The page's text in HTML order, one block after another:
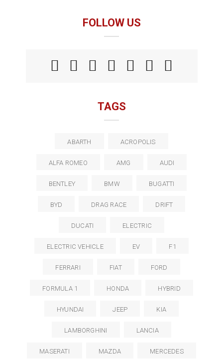
FOLLOW US
TAGS
ABARTH ACROPOLIS
ALFA ROMEO AMG AUDI
BENTLEY BMW BUGATTI
BYD DRAG RACE DRIFT
DUCATI ELECTRIC
ELECTRIC VEHICLE EV F1
FERRARI FIAT FORD
FORMULA 1 HONDA HYBRID
HYUNDAI JEEP KIA
LAMBORGHINI LANCIA
MASERATI MAZDA MERCEDES